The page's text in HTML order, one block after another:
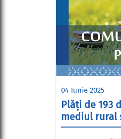
04 Iunie 2025
Plăți de 193
mediul rural